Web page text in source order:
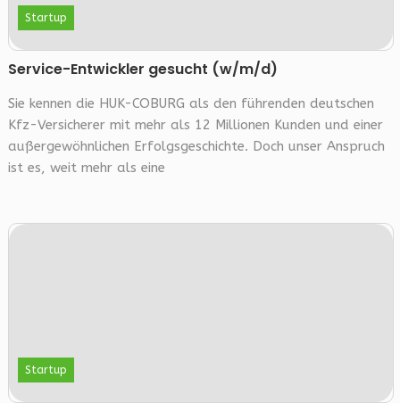
Startup
Service-Entwickler gesucht (w/m/d)
Sie kennen die HUK-COBURG als den führenden deutschen
Kfz-Versicherer mit mehr als 12 Millionen Kunden und einer
außergewöhnlichen Erfolgsgeschichte. Doch unser Anspruch
ist es, weit mehr als eine
Startup